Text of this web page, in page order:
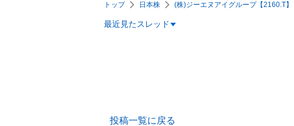
トップ 日本株 (株)ジーエヌアイグループ【2160.T】
最近見たスレッド
投稿一覧に戻る